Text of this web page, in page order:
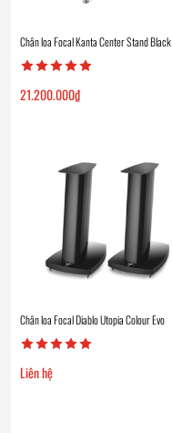
Chân loa Focal Kanta Center Stand Black
21.200.000₫
Chân loa Focal Diablo Utopia Colour Evo
Liên hệ